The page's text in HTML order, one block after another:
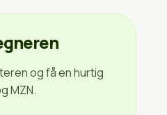
og få en hurtig
MZN.